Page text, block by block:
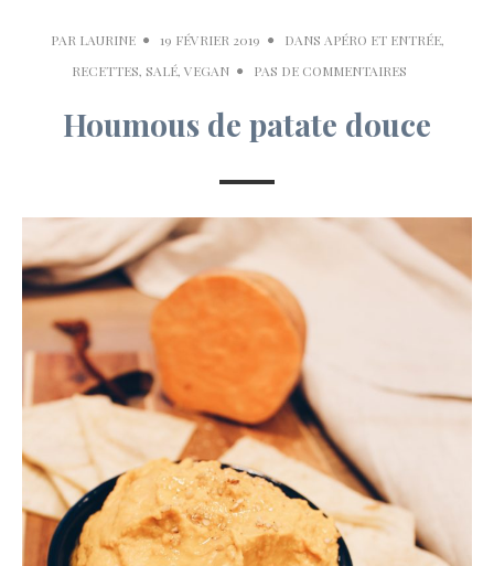
PAR LAURINE 19 FÉVRIER 2019 DANS APÉRO ET ENTRÉE,
RECETTES, SALÉ, VEGAN PAS DE COMMENTAIRES
Houmous de patate douce